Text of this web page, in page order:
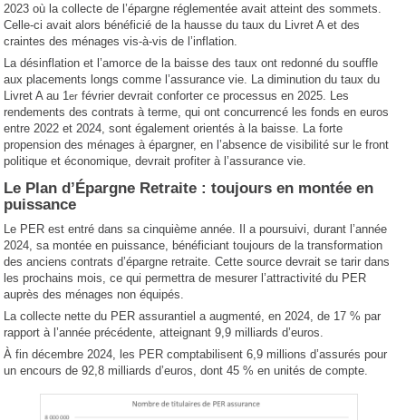
2023 où la collecte de l’épargne réglementée avait atteint des sommets.
Celle-ci avait alors bénéficié de la hausse du taux du Livret A et des
craintes des ménages vis-à-vis de l’inflation.
La désinflation et l’amorce de la baisse des taux ont redonné du souffle
aux placements longs comme l’assurance vie. La diminution du taux du
Livret A au 1er février devrait conforter ce processus en 2025. Les
rendements des contrats à terme, qui ont concurrencé les fonds en euros
entre 2022 et 2024, sont également orientés à la baisse. La forte
propension des ménages à épargner, en l’absence de visibilité sur le front
politique et économique, devrait profiter à l’assurance vie.
Le Plan d’Épargne Retraite : toujours en montée en
puissance
Le PER est entré dans sa cinquième année. Il a poursuivi, durant l’année
2024, sa montée en puissance, bénéficiant toujours de la transformation
des anciens contrats d’épargne retraite. Cette source devrait se tarir dans
les prochains mois, ce qui permettra de mesurer l’attractivité du PER
auprès des ménages non équipés.
La collecte nette du PER assurantiel a augmenté, en 2024, de 17 % par
rapport à l’année précédente, atteignant 9,9 milliards d’euros.
À fin décembre 2024, les PER comptabilisent 6,9 millions d’assurés pour
un encours de 92,8 milliards d’euros, dont 45 % en unités de compte.